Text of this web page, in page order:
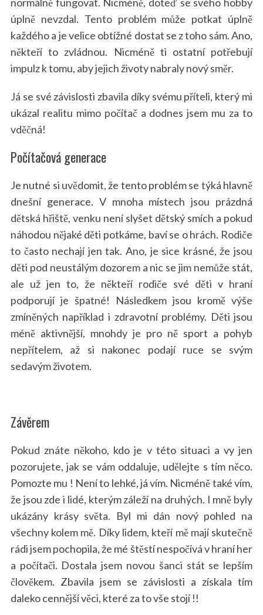
úplně nevzdal. Tento problém může potkat úplně
každého a je velice obtížné dostat se z toho sám. Ano,
někteří to zvládnou. Nicméně ti ostatní potřebují
impulz k tomu, aby jejich životy nabraly nový směr.
Já se své závislosti zbavila díky svému příteli, který mi
ukázal realitu mimo počítač a dodnes jsem mu za to
vděčná!
Počítačová generace
Je nutné si uvědomit, že tento problém se týká hlavně
dnešní generace. V mnoha místech jsou prázdná
dětská hřiště, venku není slyšet dětský smích a pokud
náhodou nějaké děti potkáme, baví se o hrách. Rodiče
to často nechají jen tak. Ano, je sice krásné, že jsou
děti pod neustálým dozorem a nic se jim nemůže stát,
ale už jen to, že někteří rodiče své děti v hraní
podporují je špatné! Následkem jsou kromě výše
zmíněných například i zdravotní problémy. Děti jsou
méně aktivnější, mnohdy je pro ně sport a pohyb
nepřítelem, až si nakonec podají ruce se svým
sedavým životem.
Závěrem
Pokud znáte někoho, kdo je v této situaci a vy jen
pozorujete, jak se vám oddaluje, udělejte s tím něco.
Pomozte mu ! Není to lehké, já vím. Nicméně také vím,
že jsou zde i lidé, kterým záleží na druhých. I mně byly
ukázány krásy světa. Byl mi dán nový pohled na
všechny kolem mě. Díky lidem, kteří mě mají skutečně
rádi jsem pochopila, že mé štěstí nespočívá v hraní her
a počítači. Dostala jsem novou šanci stát se lepším
člověkem. Zbavila jsem se závislosti a získala tím
daleko cennější věci, které za to vše stojí !!